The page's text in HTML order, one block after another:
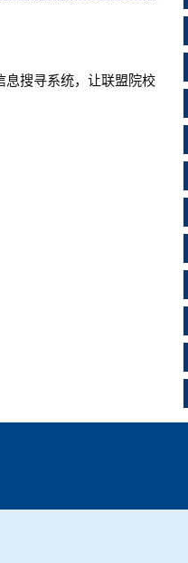
息搜寻系统，让联盟院校